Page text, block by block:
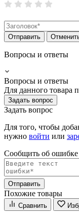
Отправить
Вопросы и ответы
Вопросы и ответы
Для данного товара
Задать вопрос
Задать вопрос
Для того, чтобы
нужно войти или
Сообщить об ошибке
Отправить
Похожие товары
Сравнить